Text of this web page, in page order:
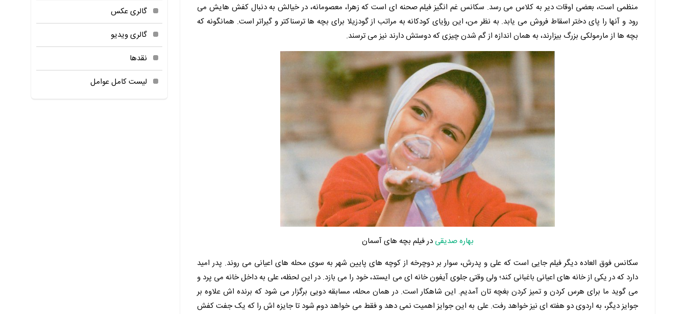
منظمی است، بعضی اوقات دیر به کلاس می رسد. سکانس غم انگیز فیلم صحنه ای است که زهرا، معصومانه، در خیالش به دنبال کفش هایش می
رود و آنها را پای دختر اسقاط فروش می یابد. به نظر من، این رؤیای کودکانه به مراتب از گودزیلا برای بچه ها ترسناکتر و گیراتر است. همانگونه که
بچه ها از مارمولکی بزرگ بیزارند، به همان اندازه از گم شدن چیزی که دوستش دارند نیز می ترسند.
بهاره صدیقی در فیلم بچه های آسمان
سکانس فوق العاده دیگر فیلم جایی است که علی و پدرش، سوار بر دوچرخه از کوچه های پایین شهر به سوی محله های اعیانی می روند. پدر امید
دارد که در یکی از خانه های اعیانی باغبانی کند؛ ولی وقتی جلوی آیفون خانه ای می ایستد، خود را می بازد. در این لحظه، علی به داخل خانه می پرد و
می گوید ما برای هرس کردن و تمیز کردن بغچه تان آمدیم. این شاهکار است. در همان محله، مسابقه دویی برگزار می شود که برنده اش علاوه بر
جوایز دیگر، به اردوی دو هفته ای نیز خواهد رفت. علی به این جوایز اهمیت نمی دهد و فقط می خواهد دوم شود تا جایزه اش را که یک جفت کفش
گالری عکس
گالری ویدیو
نقدها
لیست کامل عوامل